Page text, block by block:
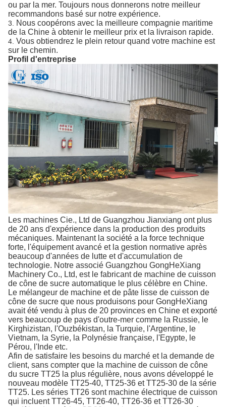
ou par la mer. Toujours nous donnerons notre meilleur
recommandons basé sur notre expérience.
3.
Nous coopérons avec la meilleure compagnie maritime
de la Chine à obtenir le meilleur prix et la livraison rapide.
4. Vous obtiendrez le plein retour quand votre machine est
sur le chemin.
Profil d'entreprise
Les machines Cie., Ltd de Guangzhou Jianxiang ont plus
de 20 ans d'expérience dans la production des produits
mécaniques. Maintenant la société a la force technique
forte, l'équipement avancé et la gestion normative après
beaucoup d'années de lutte et d'accumulation de
technologie. Notre associé Guangzhou GongHeXiang
Machinery Co., Ltd, est le fabricant de machine de cuisson
de cône de sucre automatique le plus célèbre en Chine.
Le mélangeur de machine et de pâte lisse de cuisson de
cône de sucre que nous produisons pour GongHeXiang
avait été vendu à plus de 20 provinces en Chine et exporté
vers beaucoup de pays d'outre-mer comme la Russie, le
Kirghizistan, l'Ouzbékistan, la Turquie, l'Argentine, le
Vietnam, la Syrie, la Polynésie française, l'Egypte, le
Pérou, l'Inde etc.
Afin de satisfaire les besoins du marché et la demande de
client, sans compter que la machine de cuisson de cône
du sucre TT25 la plus régulière, nous avons développé le
nouveau modèle TT25-40, TT25-36 et TT25-30 de la série
TT25. Les séries TT26 sont machine électrique de cuisson
qui incluent TT26-45, TT26-40, TT26-36 et TT26-30